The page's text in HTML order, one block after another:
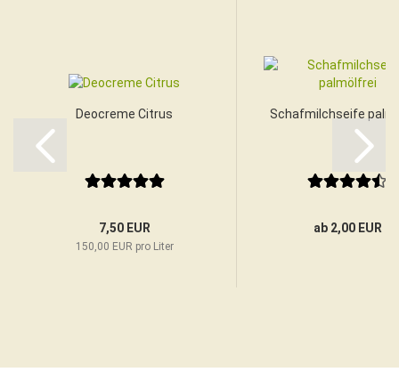
Deocreme Citrus
7,50 EUR
150,00 EUR pro Liter
Schafmilchseife
ab 2,00 EUR